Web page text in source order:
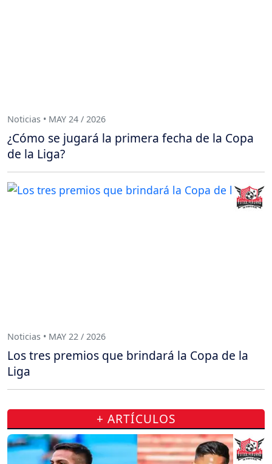
Noticias • MAY 24 / 2026
¿Cómo se jugará la primera fecha de la Copa
de la Liga?
Noticias • MAY 22 / 2026
Los tres premios que brindará la Copa de la
Liga
+ ARTÍCULOS